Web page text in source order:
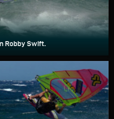
Robby Swift.